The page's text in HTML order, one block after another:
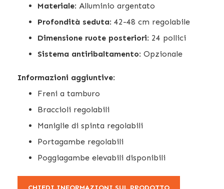
Materiale: Alluminio argentato
Profondità seduta: 42-48 cm regolabile
Dimensione ruote posteriori: 24 pollici
Sistema antiribaltamento: Opzionale
Informazioni aggiuntive:
Freni a tamburo
Braccioli regolabili
Maniglie di spinta regolabili
Portagambe regolabili
Poggiagambe elevabili disponibili